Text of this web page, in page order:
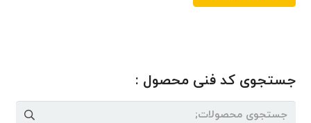
جستجوی کد فنی محصول :
جستجو